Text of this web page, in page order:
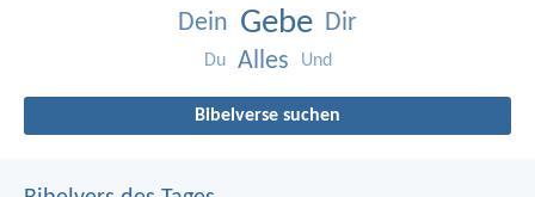
Dein Gebe Dir
Du Alles Und
Bibelverse suchen